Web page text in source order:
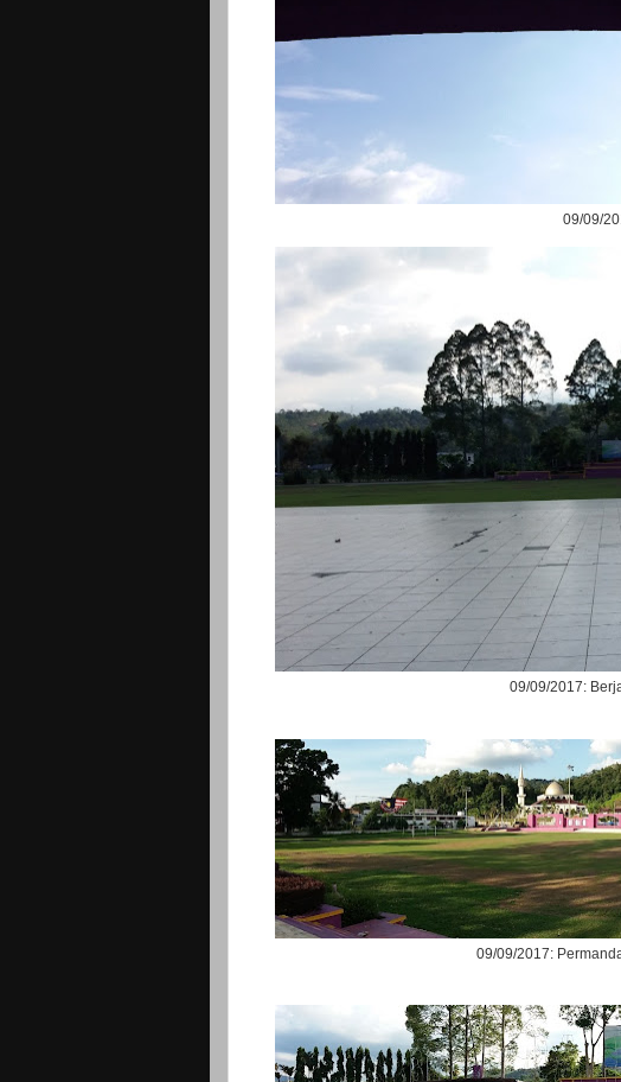
09/09/
09/09/2017:
09/09/2017: